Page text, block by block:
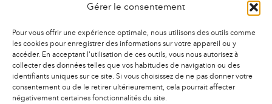
Gérer le consentement
Pour vous offrir une expérience optimale, nous utilisons des outils comme
les cookies pour enregistrer des informations sur votre appareil ou y
accéder. En acceptant l'utilisation de ces outils, vous nous autorisez à
collecter des données telles que vos habitudes de navigation ou des
identifiants uniques sur ce site. Si vous choisissez de ne pas donner votre
consentement ou de le retirer ultérieurement, cela pourrait affecter
négativement certaines fonctionnalités du site.
ACCESSIBILITÉ | AGENDA | ASSOCIATIONS
|
CONTACTS
PUBLICATIONS ESPACE PRESSE